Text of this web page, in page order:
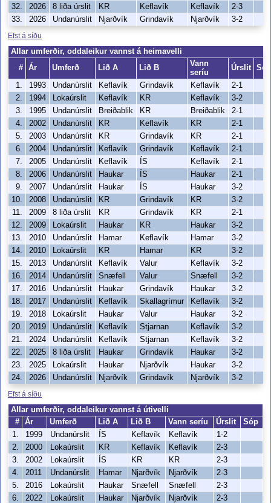
32.
2026 8 liða úrslit KR Keflavík Keflavík
2-3
33.
2026 Undanúrslit Njarðvík Grindavík Njarðvík
3-2
Efst á síðu
Allar umferðir, oddaleikur vannst á heimavelli
#
Ár Umferð Lið A Lið B
Vann
seríu
Úrslit Sóp
1. 1993 Undanúrslit Keflavík Grindavík Keflavík
2-1
2.
1994 Lokaúrslit Keflavík KR Keflavík
3-2
3.
1995 Undanúrslit Breiðablik KR Breiðablik
2-1
4.
2002 Undanúrslit KR Keflavík KR
2-1
5.
2003 Undanúrslit KR Grindavík KR
2-1
6.
2004 Undanúrslit Keflavík Grindavík Keflavík
2-1
7.
2005 Undanúrslit Keflavík ÍS Keflavík
2-1
8.
2006 Undanúrslit Haukar ÍS Haukar
2-1
9.
2007 Undanúrslit Haukar ÍS Haukar
3-2
10.
2008 Undanúrslit KR Grindavík KR
3-2
11.
2009 8 liða úrslit KR Grindavík KR
2-1
12.
2009 Lokaúrslit Haukar KR Haukar
3-2
13.
2010 Undanúrslit Hamar Keflavík Hamar
3-2
14.
2010 Lokaúrslit KR Hamar KR
3-2
15.
2013 Undanúrslit Keflavík Valur Keflavík
3-2
16.
2014 Undanúrslit Snæfell Valur Snæfell
3-2
17.
2016 Undanúrslit Haukar Grindavík Haukar
3-2
18.
2017 Undanúrslit Keflavík Skallagrímur Keflavík
3-2
19.
2018 Lokaúrslit Haukar Valur Haukar
3-2
20.
2019 Undanúrslit Keflavík Stjarnan Keflavík
3-2
21.
2024 Undanúrslit Keflavík Stjarnan Keflavík
3-2
22.
2025 8 liða úrslit Haukar Grindavík Haukar
3-2
23.
2025 Lokaúrslit Haukar Njarðvík Haukar
3-2
24.
2026 Undanúrslit Njarðvík Grindavík Njarðvík
3-2
Efst á síðu
Allar umferðir, oddaleikur vannst á útivelli
#
Ár Umferð Lið A Lið B Vann seríu Úrslit
Sóp
1.
1999 Undanúrslit ÍS Keflavík Keflavík
1-2
2.
2000 Lokaúrslit KR Keflavík Keflavík
2-3
3.
2002 Lokaúrslit ÍS KR KR
2-3
4.
2011 Undanúrslit Hamar Njarðvík Njarðvík
2-3
5.
2016 Lokaúrslit Haukar Snæfell Snæfell
2-3
6.
2022 Lokaúrslit Haukar Njarðvík Njarðvík
2-3